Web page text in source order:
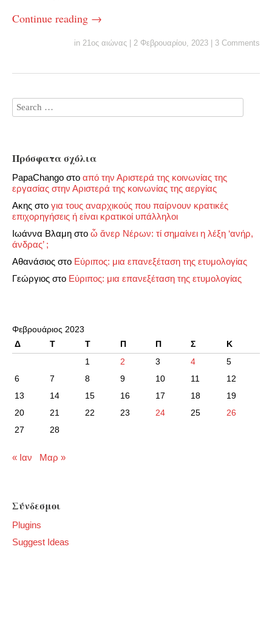
Continue reading →
in 21ος αιώνας 2 Φεβρουαρίου, 2023 3 Comments
Πρόσφατα σχόλια
PapaChango στο από την Αριστερά της κοινωνίας της
εργασίας στην Αριστερά της κοινωνίας της αεργίας
Ακης στο για τους αναρχικούς που παίρνουν κρατικές
επιχορηγήσεις ή είναι κρατικοί υπάλληλοι
Ιωάννα Βλαμη στο ὦ ἄνερ Νέρων: τί σημαίνει η λέξη ‘ανήρ,
άνδρας’ ;
Αθανάσιος στο Εύριπος: μια επανεξέταση της ετυμολογίας
Γεώργιος στο Εύριπος: μια επανεξέταση της ετυμολογίας
Φεβρουάριος 2023
Δ
Τ Τ Π Π Σ
Κ
1
2 3 4
5
6
7 8 9 10 11
12
13
14 15 16 17 18
19
20
21 22 23 24 25
26
27
28
« Ιαν Μαρ »
Σύνδεσμοι
Plugins
Suggest Ideas